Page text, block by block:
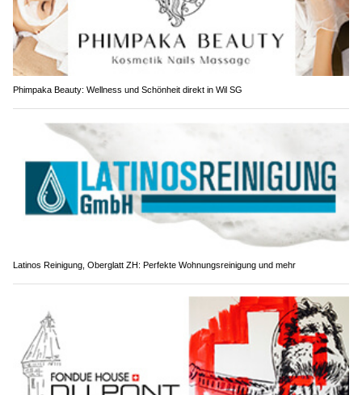
Phimpaka Beauty: Wellness und Schönheit direkt in Wil SG
Latinos Reinigung, Oberglatt ZH: Perfekte Wohnungsreinigung und mehr